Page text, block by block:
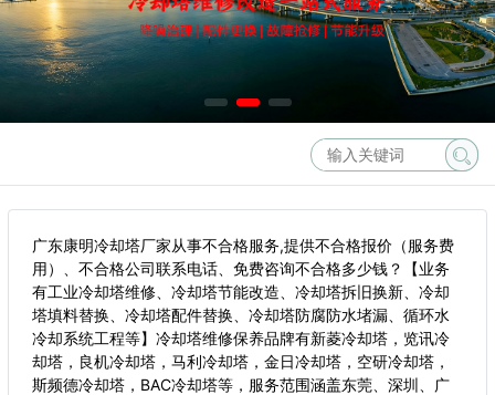
广东康明冷却塔厂家从事不合格服务,提供不合格报价（服务费
用）、不合格公司联系电话、免费咨询不合格多少钱？【业务
有工业冷却塔维修、冷却塔节能改造、冷却塔拆旧换新、冷却
塔填料替换、冷却塔配件替换、冷却塔防腐防水堵漏、循环水
冷却系统工程等】冷却塔维修保养品牌有新菱冷却塔，览讯冷
却塔，良机冷却塔，马利冷却塔，金日冷却塔，空研冷却塔，
斯频德冷却塔，BAC冷却塔等，服务范围涵盖东莞、深圳、广